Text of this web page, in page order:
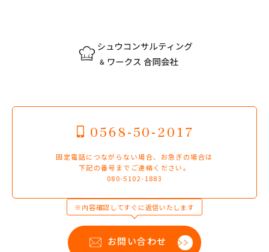
0568-50-2017
固定電話につながらない場合、お急ぎの場合は
下記の番号までご連絡ください。
080-5102-1883
※内容確認してすぐに返信いたします
お問い合わせ